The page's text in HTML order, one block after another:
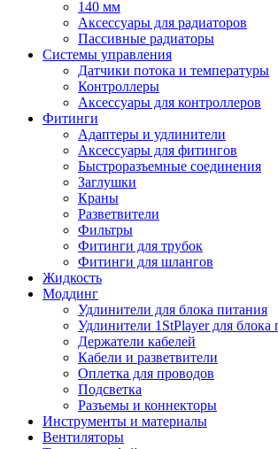
140 мм
Аксессуары для радиаторов
Пассивные радиаторы
Системы управления
Датчики потока и температуры
Контроллеры
Аксессуары для контроллеров
Фитинги
Адаптеры и удлинители
Аксессуары для фитингов
Быстроразъемные соединения
Заглушки
Краны
Разветвители
Фильтры
Фитинги для трубок
Фитинги для шлангов
Жидкость
Моддинг
Удлинители для блока питания
Удлинители 1StPlayer для блока
Держатели кабелей
Кабели и разветвители
Оплетка для проводов
Подсветка
Разъемы и коннекторы
Инструменты и материалы
Вентиляторы